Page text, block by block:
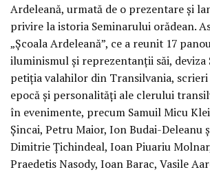
Ardeleană, urmată de o prezentare și
privire la istoria Seminarului orădean.
„Școala Ardeleană”, ce a reunit 17
iluminismul și reprezentanții săi, deviza
petiția valahilor din Transilvania,
epocă și personalități ale clerului
în evenimente, precum Samuil Micu
Șincai, Petru Maior, Ion Budai-Deleanu
Dimitrie Țichindeal, Ioan Piuariu
Praedetis Nasody, Ioan Barac, Vasile